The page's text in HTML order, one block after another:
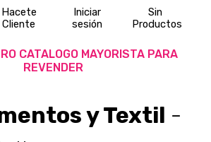
Hacete
Cliente
Iniciar
sesión
Sin
Productos
CATALOGO MAYORISTA PARA
REVENDER
y Textil -